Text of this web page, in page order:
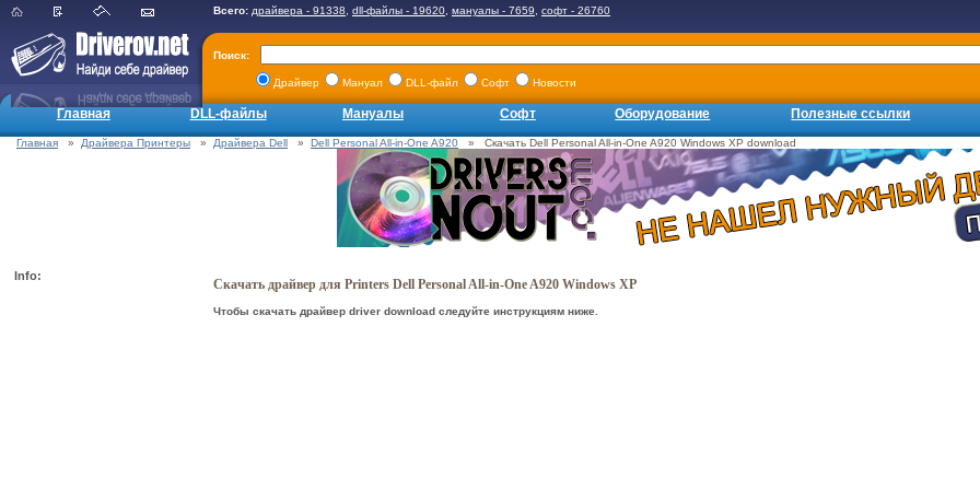
Всего: драйвера - 91338 dll-файлы - 19620 мануалы - 7659 софт - 26760
Поиск:
Драйвер Мануал DLL-файл Софт Новости
Главная DLL-файлы Мануалы Софт Оборудование Полезные ссылки
Главная » Драйвера Принтеры » Драйвера Dell » Dell Personal All-in-One A920 » Скачать Dell Personal All-in-One A920 Windows XP download
Info:
Скачать драйвер для Printers Dell Personal All-in-One A920 Windows XP
Чтобы скачать драйвер driver download следуйте инструкциям ниже.